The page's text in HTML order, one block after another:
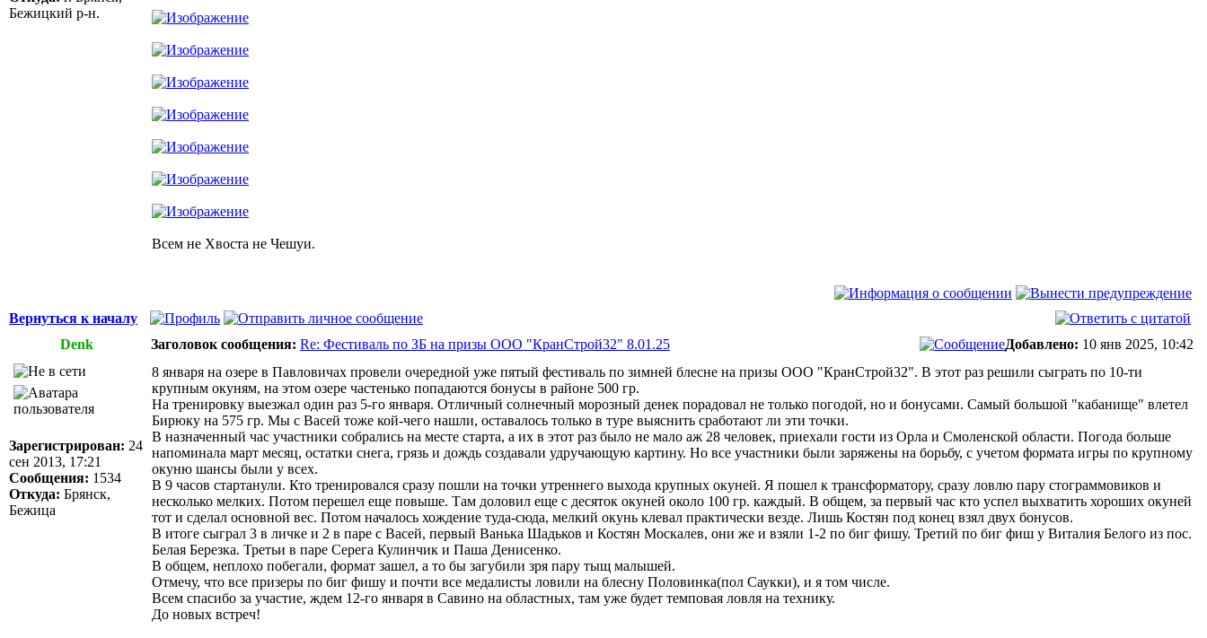
Бежицкий р-н.
Всем не Хвоста не Чешуи.
Вернуться к началу
Denk
Заголовок сообщения: Re: Фестиваль по ЗБ на призы ООО "КранСтрой32" 8.01.25 Добавлено: 10 янв 2025, 10:42
Зарегистрирован: 24
сен 2013, 17:21
Сообщения: 1534
Откуда: Брянск,
Бежица
8 января на озере в Павловичах провели очередной уже пятый фестиваль по зимней блесне на призы ООО "КранСтрой32". В этот раз решили сыграть по 10-ти
крупным окуням, на этом озере частенько попадаются бонусы в районе 500 гр.
На тренировку выезжал один раз 5-го января. Отличный солнечный морозный денек порадовал не только погодой, но и бонусами. Самый большой "кабанище" влетел
Бирюку на 575 гр. Мы с Васей тоже кой-чего нашли, оставалось только в туре выяснить сработают ли эти точки.
В назначенный час участники собрались на месте старта, а их в этот раз было не мало аж 28 человек, приехали гости из Орла и Смоленской области. Погода больше
напоминала март месяц, остатки снега, грязь и дождь создавали удручающую картину. Но все участники были заряжены на борьбу, с учетом формата игры по крупному
окуню шансы были у всех.
В 9 часов стартанули. Кто тренировался сразу пошли на точки утреннего выхода крупных окуней. Я пошел к трансформатору, сразу ловлю пару стограммовиков и
несколько мелких. Потом перешел еще повыше. Там доловил еще с десяток окуней около 100 гр. каждый. В общем, за первый час кто успел выхватить хороших окуней
тот и сделал основной вес. Потом началось хождение туда-сюда, мелкий окунь клевал практически везде. Лишь Костян под конец взял двух бонусов.
В итоге сыграл 3 в личке и 2 в паре с Васей, первый Ванька Шадьков и Костян Москалев, они же и взяли 1-2 по биг фишу. Третий по биг фиш у Виталия Белого из пос.
Белая Березка. Третьи в паре Серега Кулинчик и Паша Денисенко.
В общем, неплохо побегали, формат зашел, а то бы загубили зря пару тыщ малышей.
Отмечу, что все призеры по биг фишу и почти все медалисты ловили на блесну Половинка(пол Саукки), и я том числе.
Всем спасибо за участие, ждем 12-го января в Савино на областных, там уже будет темповая ловля на технику.
До новых встреч!